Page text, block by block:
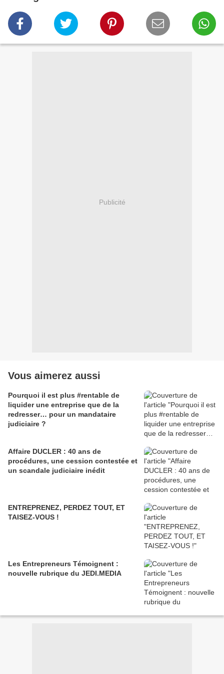
Publicité
Vous aimerez aussi
Pourquoi il est plus #rentable de
liquider une entreprise que de la
redresser… pour un mandataire
judiciaire ?
Affaire DUCLER : 40 ans de
procédures, une cession contestée et
un scandale judiciaire inédit
ENTREPRENEZ, PERDEZ TOUT, ET
TAISEZ-VOUS !
Les Entrepreneurs Témoignent :
nouvelle rubrique du JEDI.MEDIA